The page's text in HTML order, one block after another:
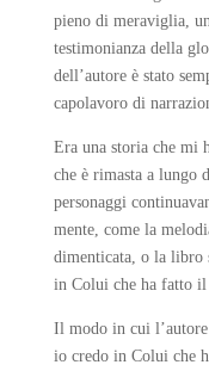
pieno di meraviglia,
testimonianza della
dell’autore è stato
capolavoro di
Era una storia che mi
che è rimasta a lungo
personaggi
mente, come la
dimenticata, o la libro
in Colui che ha fatto il
Il modo in cui
io credo in Colui che